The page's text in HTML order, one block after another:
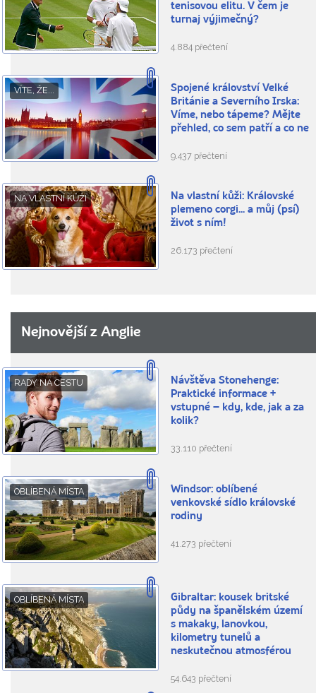
tenisovou elitu. V čem je
turnaj výjimečný?
4.884 přečtení
VÍTE, ŽE...
Spojené království Velké
Británie a Severního Irska:
Víme, nebo tápeme? Mějte
přehled, co sem patří a co ne
9.437 přečtení
NA VLASTNÍ KŮŽI
Na vlastní kůži: Královské
plemeno corgi... a můj (psí)
život s ním!
26.173 přečtení
Nejnovější z Anglie
RADY NA CESTU
Návštěva Stonehenge:
Praktické informace +
vstupné – kdy, kde, jak a za
kolik?
33.110 přečtení
OBLÍBENÁ MÍSTA
Windsor: oblíbené
venkovské sídlo královské
rodiny
41.273 přečtení
OBLÍBENÁ MÍSTA
Gibraltar: kousek britské
půdy na španělském území
s makaky, lanovkou,
kilometry tunelů a
neskutečnou atmosférou
54.643 přečtení